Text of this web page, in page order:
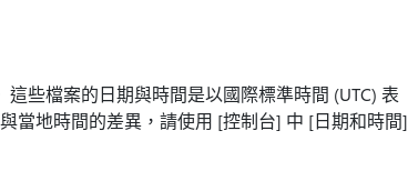
些檔案的日期與時間是以國際標準時間 (UTC) 表
當地時間的差異，請使用 [控制台] 中 [日期和時間]